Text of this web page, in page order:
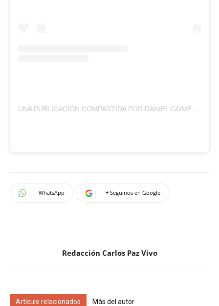
UNA PUBLICACIÓN COMPARTIDA POR DANIEL GOMEZ GESTEIRA (@GOMEZGESTEIRA)
WhatsApp + Seguinos en Google
Redacción Carlos Paz Vivo
Artículo relacionados Más del autor